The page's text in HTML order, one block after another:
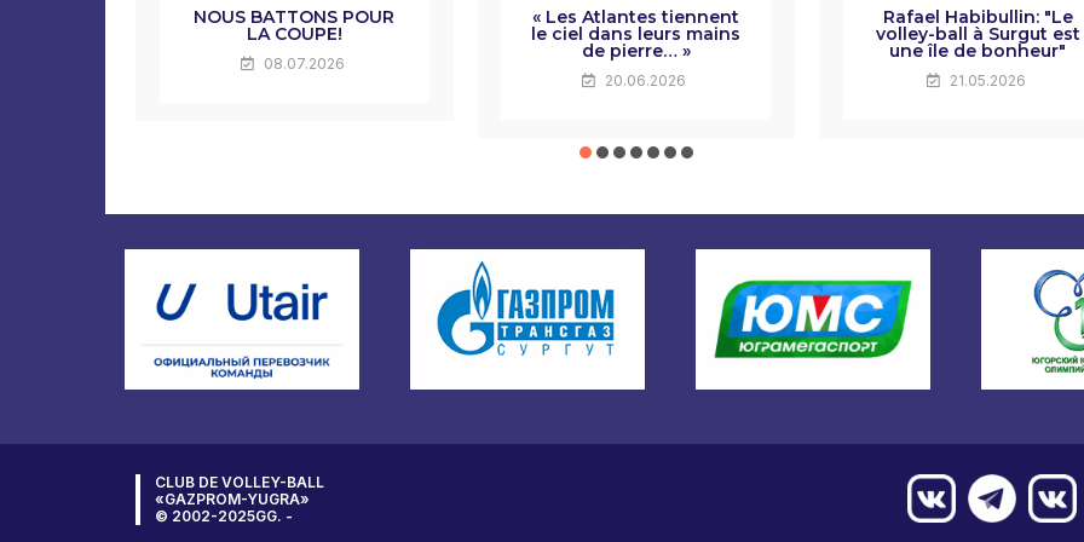
NOUS BATTONS POUR
LA COUPE!
08.07.2026
« Les Atlantes tiennent
le ciel dans leurs mains
de pierre… »
20.06.2026
Rafael Habibullin: "Le
volley-ball à Surgut est
une île de bonheur"
21.05.2026
CLUB DE VOLLEY-BALL
«GAZPROM-YUGRA»
© 2002-2025GG. -